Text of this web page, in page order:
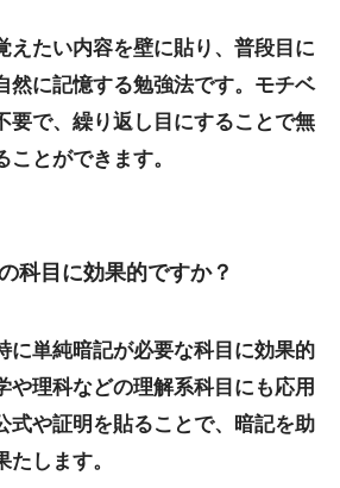
えたい内容を壁に貼り、普段目に
然に記憶する勉強法です。モチベ
要で、繰り返し目にすることで無
ことができます。
科目に効果的ですか？
に単純暗記が必要な科目に効果的
や理科などの理解系科目にも応用
式や証明を貼ることで、暗記を助
たします。